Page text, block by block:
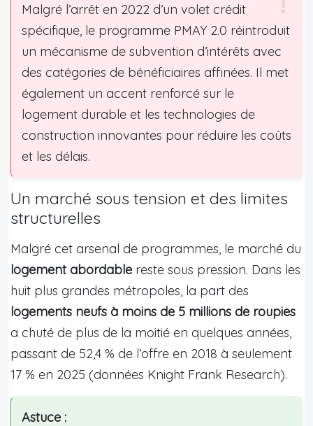
Malgré l’arrêt en 2022 d’un volet crédit
spécifique, le programme PMAY 2.0 réintroduit
un mécanisme de subvention d’intérêts avec
des catégories de bénéficiaires affinées. Il met
également un accent renforcé sur le
logement durable et les technologies de
construction innovantes pour réduire les coûts
et les délais.
Un marché sous tension et des limites
structurelles
Malgré cet arsenal de programmes, le marché du
logement abordable reste sous pression. Dans les
huit plus grandes métropoles, la part des
logements neufs à moins de 5 millions de roupies
a chuté de plus de la moitié en quelques années,
passant de 52,4 % de l’offre en 2018 à seulement
17 % en 2025 (données Knight Frank Research).
Astuce :